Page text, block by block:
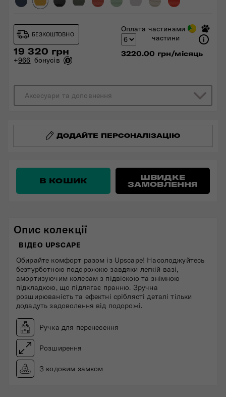
БЕЗКОШТОВНО
19 320 грн
+966 бонусів
Оплата частинами
частини
3220.00 грн/місяць
Аксесуари та доповнення
ДОДАЙТЕ ПЕРСОНАЛІЗАЦІЮ
В КОШИК ШВИДКЕ
ЗАМОВЛЕННЯ
Опис колекції
ВІДЕО UPSCAPE
Обирайте комфорт разом із Upscape! Насолоджуйтесь
безтурботною подорожжю завдяки легкій вазі,
амортизуючим колесам з підвіскою та знімною
підкладкою, що підлягає пранню. Зручна
розширюваність та ефектні сріблясті деталі тільки
додадуть задоволення від подорожі.
Ручка для перенесення
Розширення
З кодовим замком